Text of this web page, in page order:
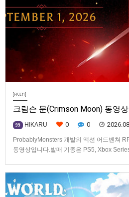
크림슨 문(Crimson Moon) 동영상
99 HIKARU 0 0
ProbablyMonsters 개발의 액션 어드벤쳐
동영상입니다.발매 기종은 PS5, Xbox